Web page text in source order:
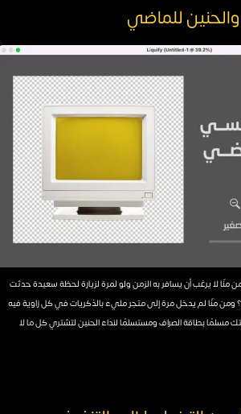
للماضي
منّا لا يرغب أن يسافر به الزمن ولو لمرة لزيارة لحظة سعيدة حدثت
ومن منّا لم يدخل مرة إلى متجر مليء بالذكريات في كل زاوية فيه
مسلمًا بطاقة الصراف ومستسلمًا لنداء الحنين لتشتري كل ما لا